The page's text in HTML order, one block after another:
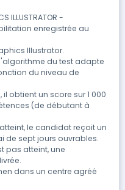
ILLUSTRATOR -
enregistrée au
Illustrator.
du test adapte
du niveau de
obtient un score sur 1 000
(de débutant à
le candidat reçoit un
de sept jours ouvrables.
pas atteint, une
dans un centre agréé